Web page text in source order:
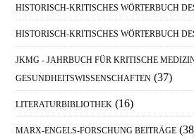
HISTORISCH-KRITISCHES WÖRTERBUCH
HISTORISCH-KRITISCHES WÖRTERBUCH
JKMG - JAHRBUCH FÜR KRITISCHE
GESUNDHEITSWISSENSCHAFTEN (37)
LITERATURBIBLIOTHEK (16)
MARX-ENGELS-FORSCHUNG BEITRÄGE